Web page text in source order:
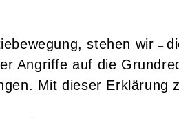
stehen wir –
Angriffe auf die
Mit dieser Erklärung